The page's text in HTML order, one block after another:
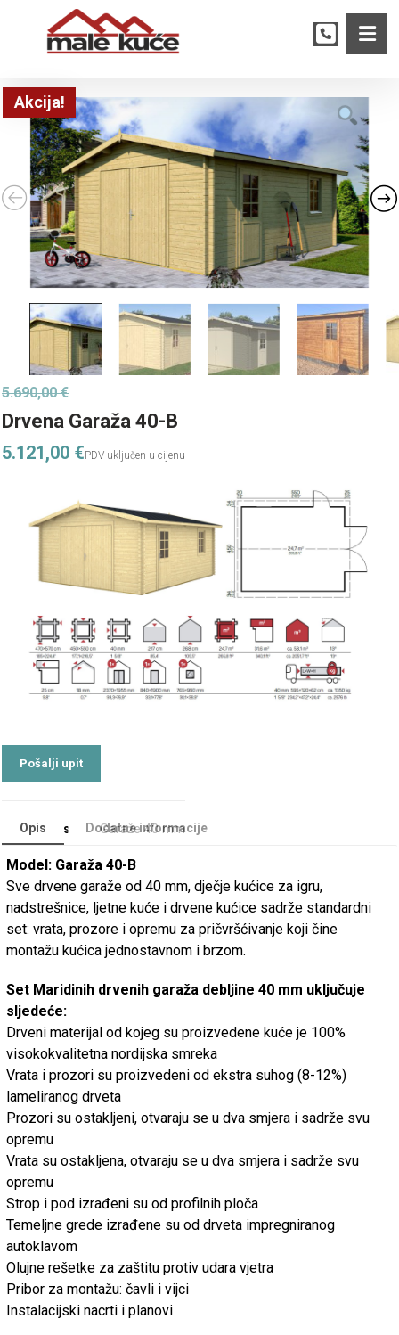
Akcija!
Drvena Garaža 40-B
5.690,00€
5.121,00 €
Categories Garaže 40 mm
Opis Dodatne informacije
Model: Garaža 40-B
Sve drvene garaže od 40 mm, dječje kućice za igru,
nadstrešnice, ljetne kuće i drvene kućice sadrže standardni
set: vrata, prozore i opremu za pričvršćivanje koji čine
montažu kućica jednostavnom i brzom.
Set Maridinih drvenih garaža debljine 40 mm uključuje
sljedeće:
Drveni materijal od kojeg su proizvedene kuće je 100%
visokokvalitetna nordijska smreka
Vrata i prozori su proizvedeni od ekstra suhog (8-12%)
lameliranog drveta
Prozori su ostakljeni, otvaraju se u dva smjera i sadrže svu
opremu
Vrata su ostakljena, otvaraju se u dva smjera i sadrže svu
opremu
Strop i pod izrađeni su od profilnih ploča
Temeljne grede izrađene su od drveta impregniranog
autoklavom
Olujne rešetke za zaštitu protiv udara vjetra
Pribor za montažu: čavli i vijci
Instalacijski nacrti i planovi